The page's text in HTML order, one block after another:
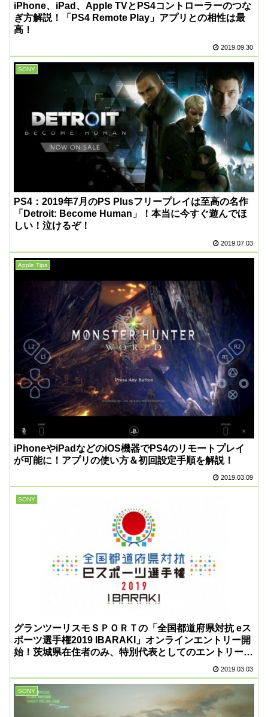
iPhone、iPad、Apple TVとPS4コントローラーのつな
ぎ方解説！「PS4 Remote Play」アプリとの相性は最
高！
2019.09.30
SONY
PS4：2019年7月のPS Plusフリープレイは至高の名作
「Detroit: Become Human」！本当に今すぐ遊んでほ
しい！泣けるぞ！
2019.07.03
Apple Tips
iPhoneやiPadなどのiOS機器でPS4のリモートプレイ
が可能に！アプリの使い方＆初回設定手順を解説！
2019.03.09
SONY
グランツーリスモＳＰＯＲＴの「全国都道府県対抗 eス
ポーツ選手権2019 IBARAKI」オンラインエントリー開
始！茨城県在住者のみ、特別代表としてのエントリーも
2019.03.03
SONY